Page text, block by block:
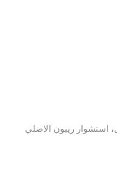
استشوار ريبون الاصلي